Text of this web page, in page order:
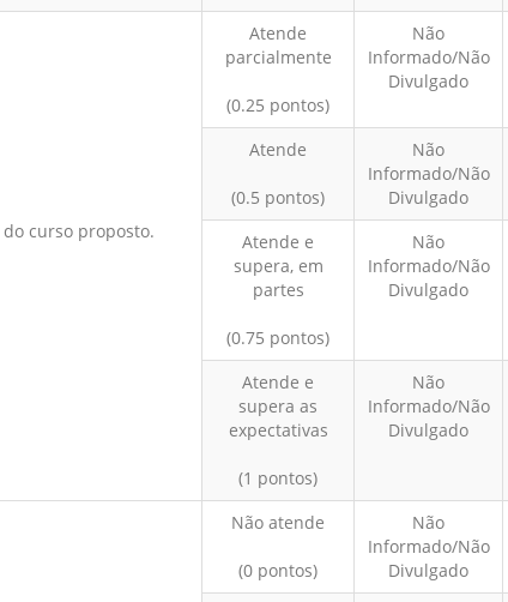
curso proposto.
Atende
parcialmente
(0.25 pontos)
Não
Informado/Não
Divulgado
Atende
(0.5 pontos)
Não
Informado/Não
Divulgado
Atende e
supera, em
partes
(0.75 pontos)
Não
Informado/Não
Divulgado
Atende e
supera as
expectativas
(1 pontos)
Não
Informado/Não
Divulgado
Não atende
(0 pontos)
Não
Informado/Não
Divulgado